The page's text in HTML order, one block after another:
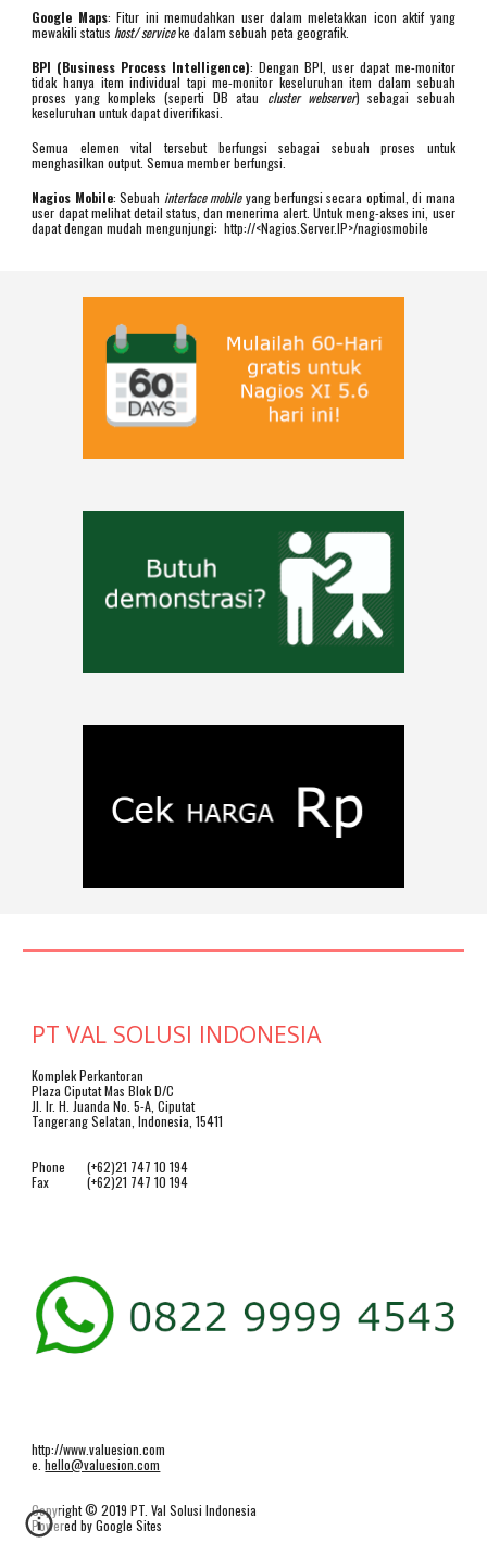
Google Maps: Fitur ini memudahkan user dalam meletakkan icon aktif yang
mewakili status host/ serviceke dalam sebuah peta geografik.
BPI (Business Process Intelligence): Dengan BPI, user dapat me-monitor
tidak hanya item individual tapi me-monitor keseluruhan item dalam sebuah
proses yang kompleks (seperti DB atau cluster webserver) sebagai sebuah
keseluruhan untuk dapat diverifikasi.
Semua elemen vital tersebut berfungsi sebagai sebuah proses untuk
menghasilkan output. Semua member berfungsi.
Nagios Mobile: Sebuah interface mobileyang berfungsi secara optimal, di mana
user dapat melihat detail status, dan menerima alert. Untuk meng-akses ini, user
dapat dengan mudah mengunjungi: http://<Nagios.Server.IP>/nagiosmobile
PT VAL SOLUSI INDONESIA
Komplek Perkantoran
Plaza Ciputat Mas Blok D/C
Jl. Ir. H. Juanda No. 5-A, Ciputat
Tangerang Selatan, Indonesia, 15411
Phone
(+62)21 747 10 194
Fax
(+62)21 747 10 194
http://www.valuesion.com
e.hello@valuesion.com
Copyright © 2019 PT. Val Solusi Indonesia
Powered by Google Sites